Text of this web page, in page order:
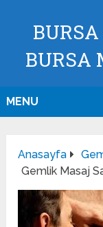
BURSA
MENU
Anasayfa
Gemlik Masaj